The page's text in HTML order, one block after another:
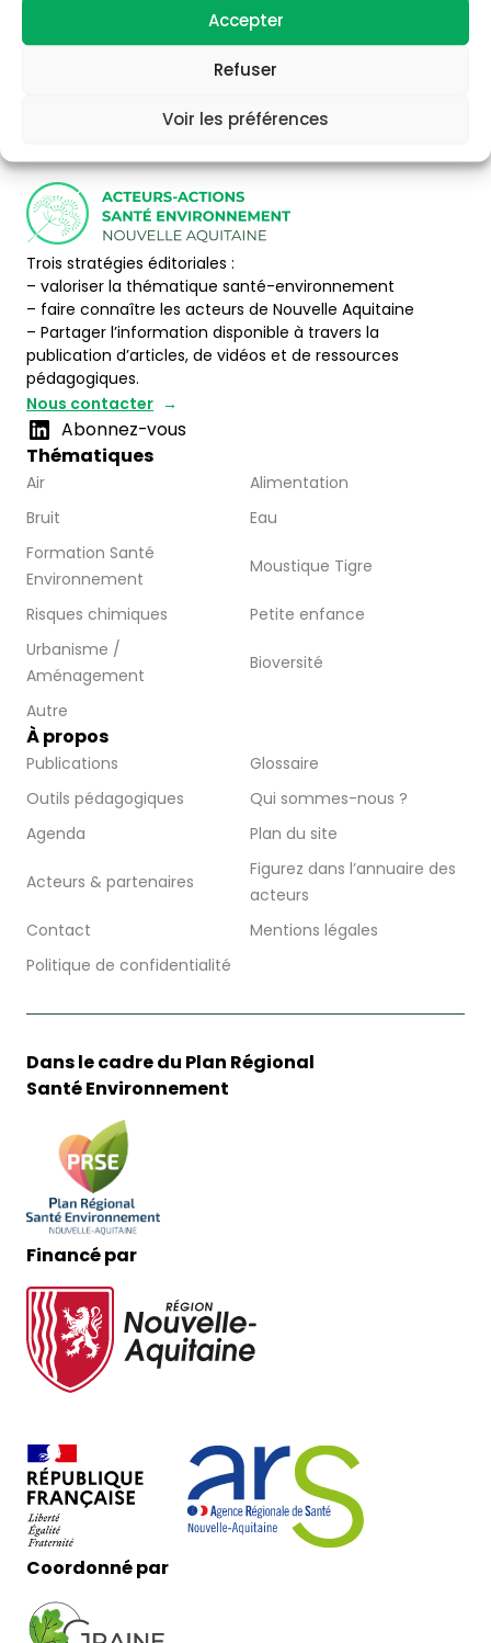
Accepter
Refuser
Voir les préférences
Trois stratégies éditoriales :
– valoriser la thématique santé-environnement
– faire connaître les acteurs de Nouvelle Aquitaine
– Partager l’information disponible à travers la
publication d’articles, de vidéos et de ressources
pédagogiques.
Nous contacter
Abonnez-vous
Thématiques
Air
Alimentation
Bruit
Eau
Formation Santé
Environnement
Moustique Tigre
Risques chimiques
Petite enfance
Urbanisme /
Aménagement
Bioversité
Autre
À propos
Publications
Glossaire
Outils pédagogiques
Qui sommes-nous ?
Agenda
Plan du site
Acteurs & partenaires
Figurez dans l’annuaire des
acteurs
Contact
Mentions légales
Politique de confidentialité
Dans le cadre du Plan Régional
Santé Environnement
Financé par
Coordonné par